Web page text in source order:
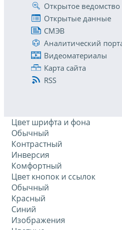
Открытое ведомство
Открытые данные
СМЭВ
Аналитический
Видеоматериалы
Карта сайта
RSS
Цвет шрифта и фона
Обычный
Контрастный
Инверсия
Комфортный
Цвет кнопок и ссылок
Обычный
Красный
Синий
Изображения